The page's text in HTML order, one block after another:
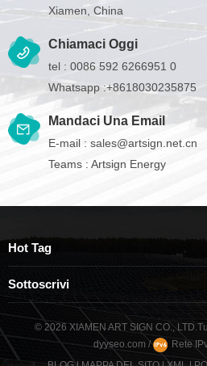
Xiamen, China
Chiamaci Oggi
tel : 0086 592 6266951 0
Whatsapp :+8618030235875
Mandaci Una Email
E-mail : sales@artsign.net.cn
Teams : Artsign Energy
Hot Tag
Sottoscrivi
© 2026 XIAMEN ART SIGN CO.,
dyyseo.com / Rete